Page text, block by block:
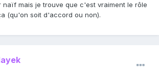
naïf mais je trouve que c'est vraiment le rôle
(qu'on soit d'accord ou non).